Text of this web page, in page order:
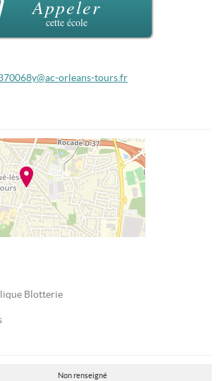
Appeler
cette école
orleans-tours.fr
Blotterie
Non renseigné